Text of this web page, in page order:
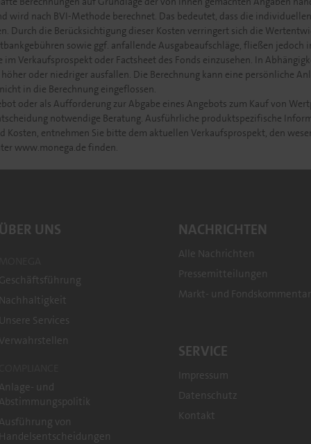
wird nach BVI-Methode berechnet. Das bedeutet, dass die
Durch die Berücksichtigung dieser Kosten verringert sich die
sowie ggf. anfallende Ausgabeaufschläge, fließen
Verkaufsprospekt oder Factsheet des Fonds einzusehen. In
oder niedriger ausfallen. Die Berechnung kann eine persönliche
in die Berechnung eingeflossen.
oder als Aufforderung zur Abgabe eines Angebots zum Kauf von
notwendige Beratung. Ausführliche produktspezifische
Kosten, entnehmen Sie bitte dem aktuellen Verkaufsprospekt, den
www.monega.de finden.
ÜBER UNS
Geschäftsführung
Nachhaltigkeit
Unsere Services
Verwahrstellen
Anlage- und
Abstimmungspolitik
Ausführung von
Handelsentscheidungen
NACHRICHTEN
Alle Nachrichten
Pressemitteilungen
Markt- und
SERVICE
Impressum
Datenschutz
Kontakt